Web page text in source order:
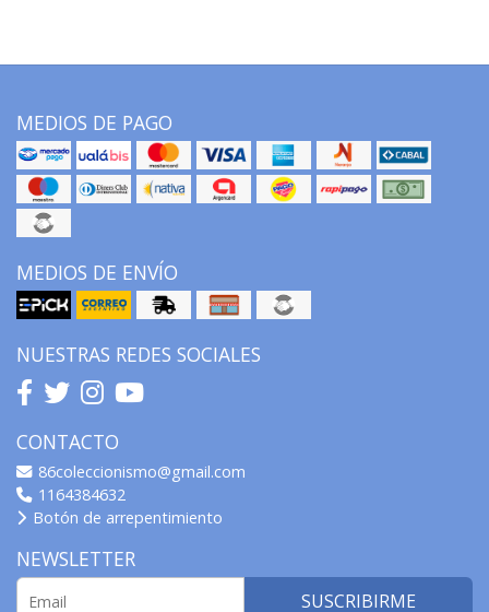
MEDIOS DE PAGO
MEDIOS DE ENVÍO
NUESTRAS REDES SOCIALES
CONTACTO
86coleccionismo@gmail.com
1164384632
Botón de arrepentimiento
NEWSLETTER
SUSCRIBIRME